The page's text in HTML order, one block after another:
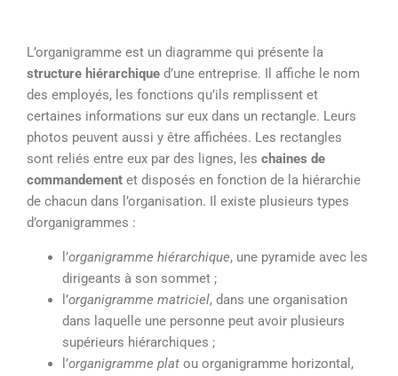
L’organigramme est un diagramme qui présente la
structure hiérarchique d’une entreprise. Il affiche le nom
des employés, les fonctions qu’ils remplissent et
certaines informations sur eux dans un rectangle. Leurs
photos peuvent aussi y être affichées. Les rectangles
sont reliés entre eux par des lignes, les chaines de
commandement et disposés en fonction de la hiérarchie
de chacun dans l’organisation. Il existe plusieurs types
d’organigrammes :
l’organigramme hiérarchique, une pyramide avec les
dirigeants à son sommet ;
l’organigramme matriciel, dans une organisation
dans laquelle une personne peut avoir plusieurs
supérieurs hiérarchiques ;
l’organigramme plat ou organigramme horizontal,